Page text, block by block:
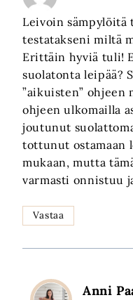
Leivoin sämpylöitä
testatakseni miltä
Erittäin hyviä tuli!
suolatonta leipää?
”aikuisten” ohjeen
ohjeen ulkomailla
joutunut
tottunut ostamaan
mukaan, mutta
varmasti onnistuu
Vastaa
Anni